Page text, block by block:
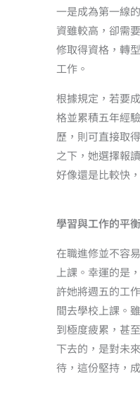
一是成為第一線
資雖較高，卻需
修取得資格，轉
工作。
根據規定，若要
格並累積五年經
歷，則可直接取
之下，她選擇報
好像還是比較快
學習與工作的平衡
在職進修並不容
上課。幸運的是
許她將週五的工
間去學校上課。
到極度疲累，甚
下去的，是對未
待，這份堅持，